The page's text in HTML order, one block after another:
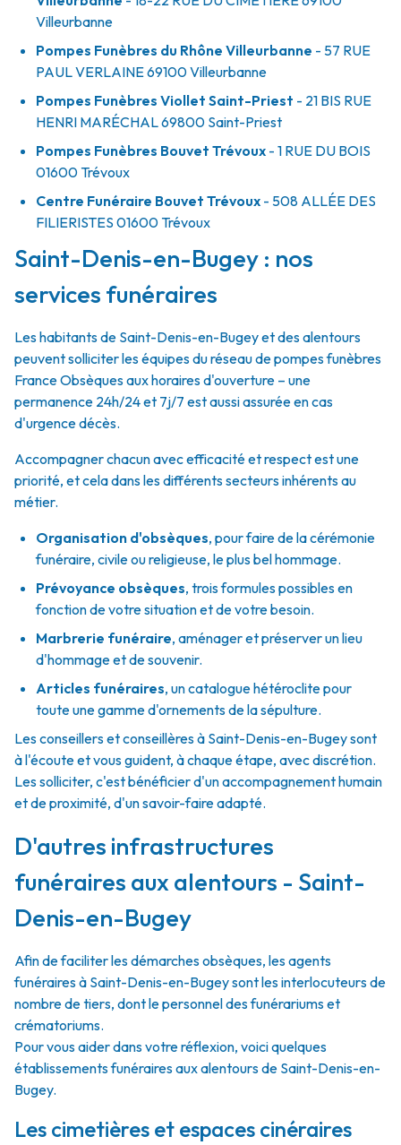
Villeurbanne
Pompes Funèbres du Rhône Villeurbanne - 57 RUE
PAUL VERLAINE69100Villeurbanne
Pompes Funèbres Viollet Saint-Priest - 21 BIS RUE
HENRI MARÉCHAL69800 Saint-Priest
Pompes Funèbres Bouvet Trévoux - 1 RUE DU BOIS
01600 Trévoux
Centre Funéraire Bouvet Trévoux - 508 ALLÉE DES
FILIERISTES 01600 Trévoux
Saint-Denis-en-Bugey : nos
services funéraires
Les habitants de Saint-Denis-en-Bugey et des alentours
peuvent solliciter les équipes du réseau de pompes funèbres
France Obsèques aux horaires d'ouverture – une
permanence 24h/24 et 7j/7 est aussi assurée en cas
d'urgence décès.
Accompagner chacun avec efficacité et respect est une
priorité, et cela dans les différents secteurs inhérents au
métier.
Organisation d'obsèques, pour faire de la cérémonie
funéraire, civile ou religieuse, le plus bel hommage.
Prévoyance obsèques, trois formules possibles en
fonction de votre situation et de votre besoin.
Marbrerie funéraire, aménager et préserver un lieu
d'hommage et de souvenir.
Articles funéraires, un catalogue hétéroclite pour
toute une gamme d'ornements de la sépulture.
Les conseillers et conseillères à Saint-Denis-en-Bugey sont
à l'écoute et vous guident, à chaque étape, avec discrétion.
Les solliciter, c'est bénéficier d'un accompagnement humain
et de proximité, d'un savoir-faire adapté.
D'autres infrastructures
funéraires aux alentours - Saint-
Denis-en-Bugey
Afin de faciliter les démarches obsèques, les agents
funéraires à Saint-Denis-en-Bugey sont les interlocuteurs de
nombre de tiers, dont le personnel des funérariums et
crématoriums.
Pour vous aider dans votre réflexion, voici quelques
établissements funéraires aux alentours de Saint-Denis-en-
Bugey.
Les cimetières et espaces cinéraires